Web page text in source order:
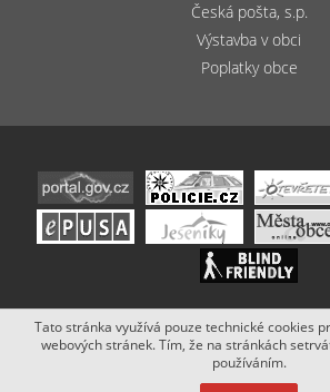
Česká pošta, s.p.
Výstavba v obci
Poplatky obce
Copyright (c) 2020 - 2019 Obec Bludov.
Netsimple.
Tato stránka využívá pouze technické cookies
webových stránek. Tím, že na stránkách
používáním.